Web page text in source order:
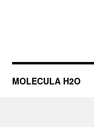
MOLECULA H2O